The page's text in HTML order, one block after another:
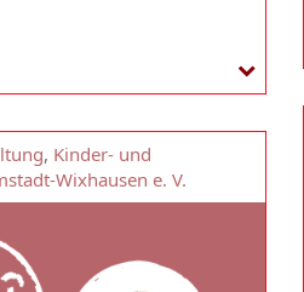
, Kinder- und
Wixhausen e. V.